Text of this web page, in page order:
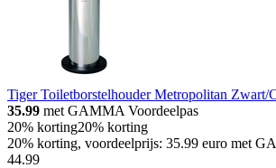
Tiger Toiletborstelhouder Metropolitan Zwart/
35.99 met GAMMA Voordeelpas
20% korting20% korting
20% korting, voordeelprijs: 35.99 euro met
44.99